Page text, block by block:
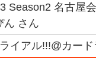
Season2 名古屋
さん
ライアル!!!@カ